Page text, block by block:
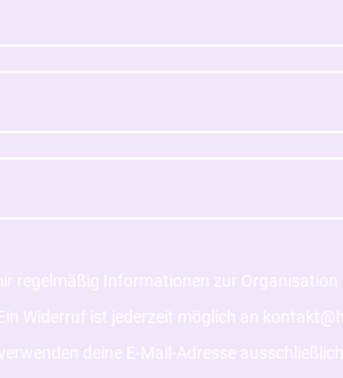
regelmäßig Informationen zur
Widerruf ist jederzeit möglich an
deine E-Mail-Adresse